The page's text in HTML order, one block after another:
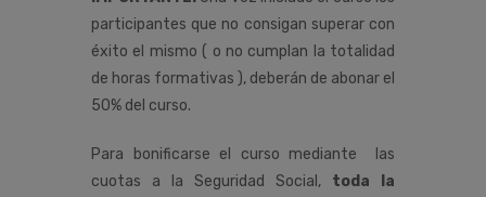
participantes que no consigan superar con
éxito el mismo ( o no cumplan la totalidad
de horas formativas ), deberán de abonar el
50% del curso.
Para bonificarse el curso mediante las
cuotas a la Seguridad Social, toda la